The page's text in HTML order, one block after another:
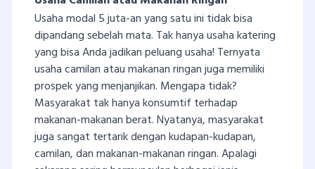
Usaha modal 5 juta-an yang satu ini tidak bisa
dipandang sebelah mata. Tak hanya usaha katering
yang bisa Anda jadikan peluang usaha! Ternyata
usaha camilan atau makanan ringan juga memiliki
prospek yang menjanjikan. Mengapa tidak?
Masyarakat tak hanya konsumtif terhadap
makanan-makanan berat. Nyatanya, masyarakat
juga sangat tertarik dengan kudapan-kudapan,
camilan, dan makanan-makanan ringan. Apalagi